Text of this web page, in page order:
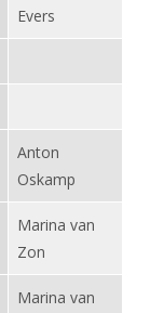
Evers
Anton
Oskamp
Marina van
Zon
Marina van